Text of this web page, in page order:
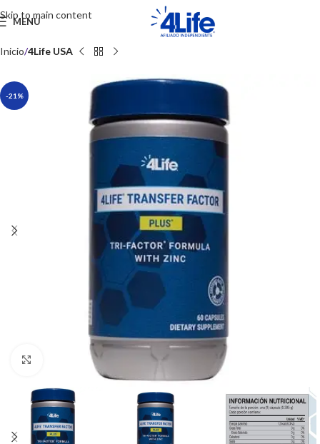
Skip to main content
MENU
Inicio 4Life USA
-21%
Click to enlarge